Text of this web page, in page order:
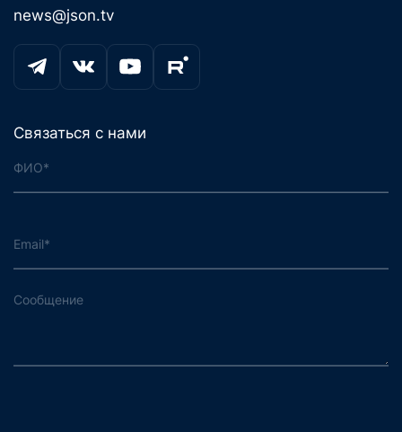
news@json.tv
Связаться с нами